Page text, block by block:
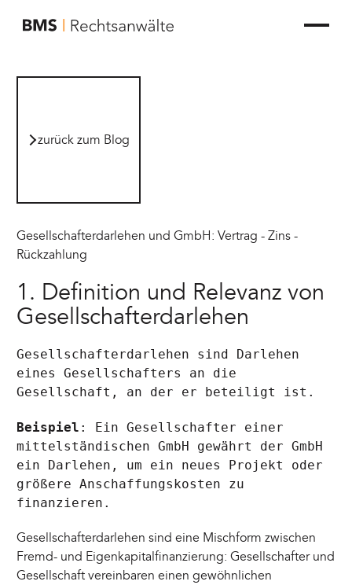
zur Startseite von BMS Rechtsanwälte
zurück zum Blog
Gesellschafterdarlehen und GmbH: Vertrag - Zins -
Rückzahlung
1. Definition und Relevanz von
Gesellschafterdarlehen
Gesellschafterdarlehen sind Darlehen
eines Gesellschafters an die
Gesellschaft, an der er beteiligt ist.
Beispiel : Ein Gesellschafter einer
mittelständischen GmbH gewährt der GmbH
ein Darlehen, um ein neues Projekt oder
größere Anschaffungskosten zu
finanzieren.
Gesellschafterdarlehen sind eine Mischform zwischen
Fremd- und Eigenkapitalfinanzierung: Gesellschafter und
Gesellschaft vereinbaren einen gewöhnlichen